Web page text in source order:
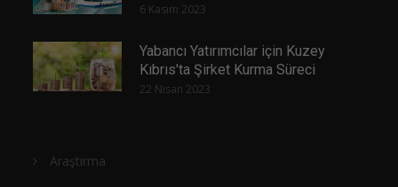
6 Kasım 2023
Yabancı Yatırımcılar için Kuzey
Kıbrıs'ta Şirket Kurma Süreci
22 Nisan 2023
Araştırma